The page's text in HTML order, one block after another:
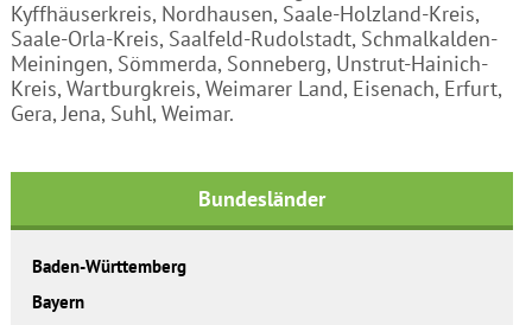
Kyffhäuserkreis, Nordhausen, Saale-Holzland-Kreis,
Saale-Orla-Kreis, Saalfeld-Rudolstadt, Schmalkalden-
Meiningen, Sömmerda, Sonneberg, Unstrut-Hainich-
Kreis, Wartburgkreis, Weimarer Land, Eisenach, Erfurt,
Gera, Jena, Suhl, Weimar.
Bundesländer
Baden-Württemberg
Bayern